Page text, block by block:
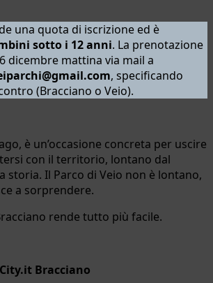
una quota di iscrizione ed è
sotto i 12 anni. La prenotazione
dicembre mattina via mail a
, specificando
(Bracciano o Veio).
è un’occasione concreta per uscire
con il territorio, lontano dal
storia. Il Parco di Veio non è lontano,
a sorprendere.
rende tutto più facile.
Bracciano